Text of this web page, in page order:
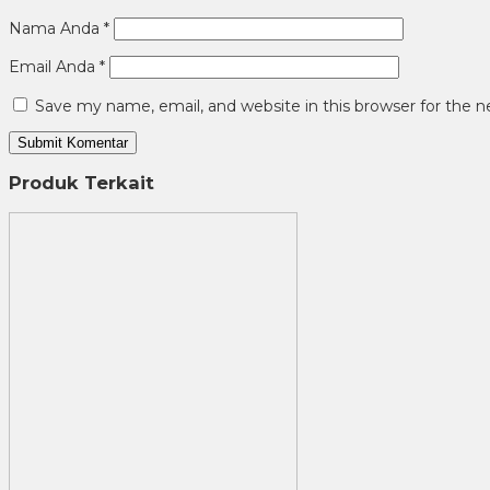
Nama Anda *
Email Anda *
Save my name, email, and website in this browser for the
Produk Terkait